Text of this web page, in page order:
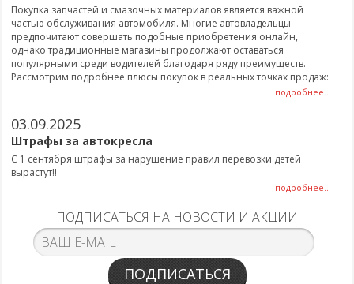
Покупка запчастей и смазочных материалов является важной
частью обслуживания автомобиля. Многие автовладельцы
предпочитают совершать подобные приобретения онлайн,
однако традиционные магазины продолжают оставаться
популярными среди водителей благодаря ряду преимуществ.
Рассмотрим подробнее плюсы покупок в реальных точках продаж:
подробнее...
03.09.2025
Штрафы за автокресла
С 1 сентября штрафы за нарушение правил перевозки детей
вырастут!!
подробнее...
ПОДПИСАТЬСЯ НА НОВОСТИ И АКЦИИ
ПОДПИСАТЬСЯ